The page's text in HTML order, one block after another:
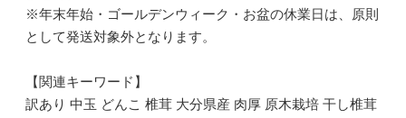
※年末年始・ゴールデンウィーク・お盆の休業日は、原則
として発送対象外となります。
【関連キーワード】
訳あり 中玉 どんこ 椎茸 大分県産 肉厚 原木栽培 干し椎茸